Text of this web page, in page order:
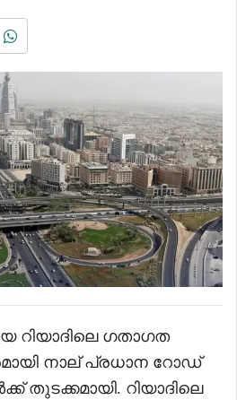
റിയാദിലെ ഗതാഗത
നാല് പ്രധാന റോഡ്
തുടക്കമായി. റിയാദിലെ